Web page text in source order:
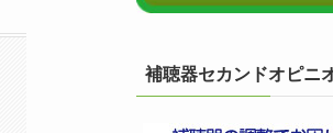
補聴器セカンドオピニ